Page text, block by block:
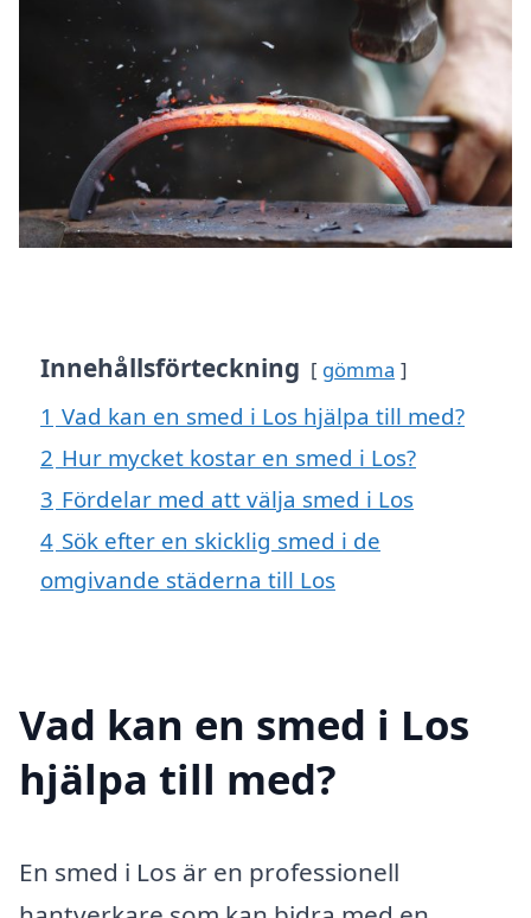
Innehållsförteckning gömma
1 Vad kan en smed i Los hjälpa till med?
2 Hur mycket kostar en smed i Los?
3 Fördelar med att välja smed i Los
4 Sök efter en skicklig smed i de
omgivande städerna till Los
Vad kan en smed i Los
hjälpa till med?
En smed i Los är en professionell